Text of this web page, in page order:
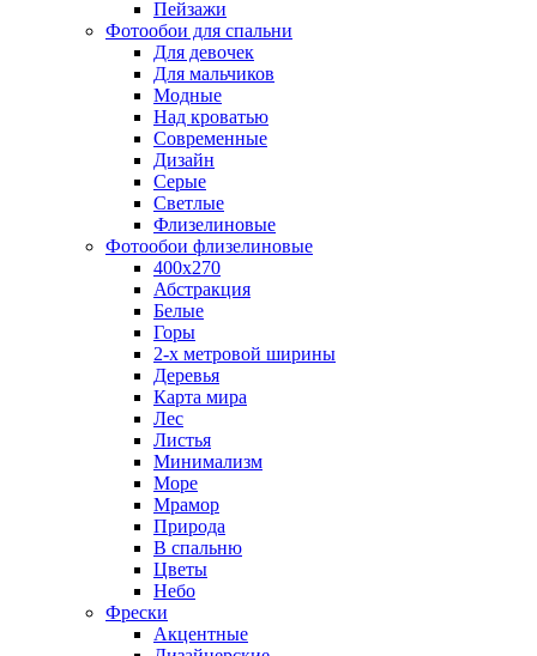
Пейзажи
Фотообои для спальни
Для девочек
Для мальчиков
Модные
Над кроватью
Современные
Дизайн
Серые
Светлые
Флизелиновые
Фотообои флизелиновые
400х270
Абстракция
Белые
Горы
2-х метровой ширины
Деревья
Карта мира
Лес
Листья
Минимализм
Море
Мрамор
Природа
В спальню
Цветы
Небо
Фрески
Акцентные